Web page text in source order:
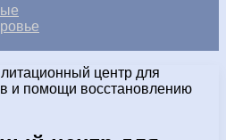
центр для
и помощи восстановлению